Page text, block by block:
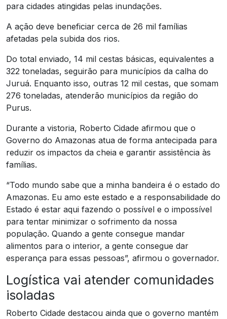
para cidades atingidas pelas inundações.
A ação deve beneficiar cerca de 26 mil famílias
afetadas pela subida dos rios.
Do total enviado, 14 mil cestas básicas, equivalentes a
322 toneladas, seguirão para municípios da calha do
Juruá. Enquanto isso, outras 12 mil cestas, que somam
276 toneladas, atenderão municípios da região do
Purus.
Durante a vistoria, Roberto Cidade afirmou que o
Governo do Amazonas atua de forma antecipada para
reduzir os impactos da cheia e garantir assistência às
famílias.
“Todo mundo sabe que a minha bandeira é o estado do
Amazonas. Eu amo este estado e a responsabilidade do
Estado é estar aqui fazendo o possível e o impossível
para tentar minimizar o sofrimento da nossa
população. Quando a gente consegue mandar
alimentos para o interior, a gente consegue dar
esperança para essas pessoas”, afirmou o governador.
Logística vai atender comunidades
isoladas
Roberto Cidade destacou ainda que o governo mantém